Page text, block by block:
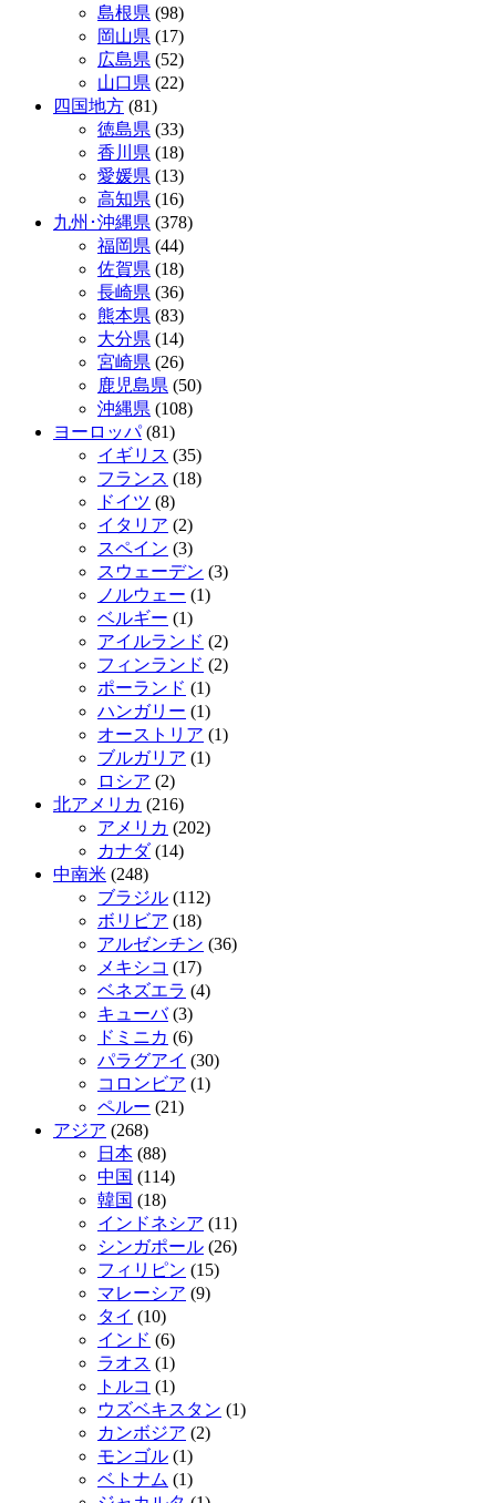
島根県 (98)
岡山県 (17)
広島県 (52)
山口県 (22)
四国地方 (81)
徳島県 (33)
香川県 (18)
愛媛県 (13)
高知県 (16)
九州･沖縄県 (378)
福岡県 (44)
佐賀県 (18)
長崎県 (36)
熊本県 (83)
大分県 (14)
宮崎県 (26)
鹿児島県 (50)
沖縄県 (108)
ヨーロッパ(81)
イギリス (35)
フランス (18)
ドイツ (8)
イタリア (2)
スペイン (3)
スウェーデン (3)
ノルウェー (1)
ベルギー (1)
アイルランド (2)
フィンランド (2)
ポーランド (1)
ハンガリー (1)
オーストリア (1)
ブルガリア (1)
ロシア (2)
北アメリカ (216)
アメリカ (202)
カナダ(14)
中南米 (248)
ブラジル (112)
ボリビア (18)
アルゼンチン (36)
メキシコ (17)
ベネズエラ (4)
キューバ(3)
ドミニカ (6)
パラグアイ (30)
コロンビア (1)
ペルー (21)
アジア (268)
日本 (88)
中国 (114)
韓国 (18)
インドネシア (11)
シンガポール (26)
フィリピン (15)
マレーシア (9)
タイ (10)
インド (6)
ラオス (1)
トルコ (1)
ウズベキスタン (1)
カンボジア (2)
モンゴル (1)
ベトナム (1)